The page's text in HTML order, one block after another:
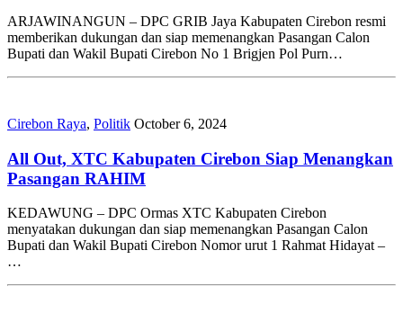
ARJAWINANGUN – DPC GRIB Jaya Kabupaten Cirebon resmi
memberikan dukungan dan siap memenangkan Pasangan Calon
Bupati dan Wakil Bupati Cirebon No 1 Brigjen Pol Purn…
Cirebon Raya, Politik October 6, 2024
All Out, XTC Kabupaten Cirebon Siap Menangkan
Pasangan RAHIM
KEDAWUNG – DPC Ormas XTC Kabupaten Cirebon
menyatakan dukungan dan siap memenangkan Pasangan Calon
Bupati dan Wakil Bupati Cirebon Nomor urut 1 Rahmat Hidayat –
…